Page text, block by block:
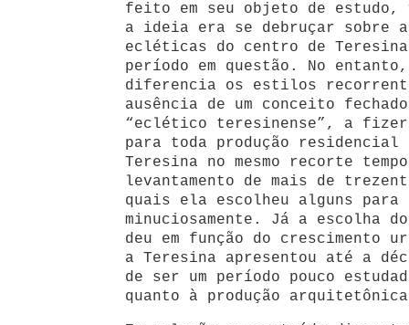
feito em seu objeto de
a ideia era se debruçar sobre
ecléticas do centro de
período em questão. No
diferencia os estilos
ausência de um conceito
“eclético teresinense”, a
para toda produção
Teresina no mesmo recorte
levantamento de mais de
quais ela escolheu alguns
minuciosamente. Já a escolha
deu em função do crescimento
a Teresina apresentou até a
de ser um período pouco
quanto à produção